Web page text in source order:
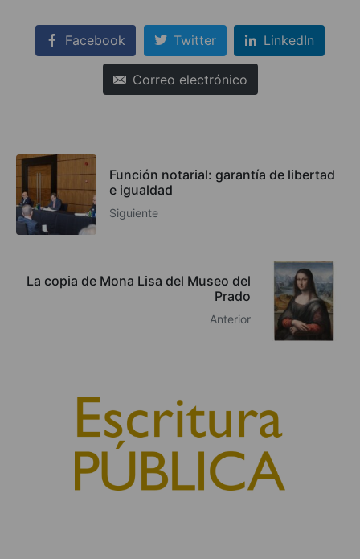
Facebook Twitter LinkedIn
Correo electrónico
Función notarial: garantía de libertad
e igualdad
Siguiente
La copia de Mona Lisa del Museo del
Prado
Anterior